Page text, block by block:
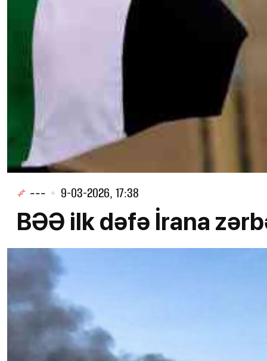
--- 9-03-2026, 17:38
BƏƏ ilk dəfə İrana